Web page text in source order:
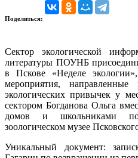
Поделиться:
Сектор экологической
литературы ПОУНБ
в Пскове «Неделе
мероприятия,
экологических привычек у
сектором Богданова Ольга
домов и школьниками
зоологическом музее
Уникальный документ: